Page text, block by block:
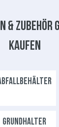
& Zubehör
kaufen
GRUNDHALTER